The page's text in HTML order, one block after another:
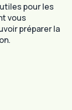
pour les
vous
préparer la